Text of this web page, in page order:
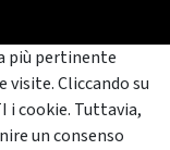
più pertinente
Cliccando su
i cookie. Tuttavia,
un consenso